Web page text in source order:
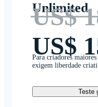
Unlimited
US$
US$
Para criadores
exigem liberdade
Teste